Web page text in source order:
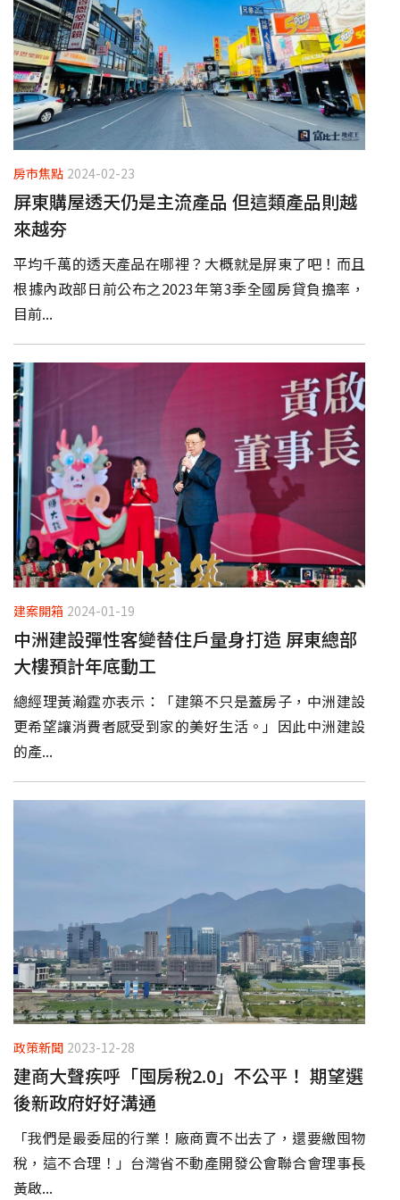
房市焦點 2024-02-23
屏東購屋透天仍是主流產品 但這類產品則越
來越夯
平均千萬的透天產品在哪裡？大概就是屏東了吧！而且
根據內政部日前公布之2023年第3季全國房貸負擔率，
目前...
建案開箱 2024-01-19
中洲建設彈性客變替住戶量身打造 屏東總部
大樓預計年底動工
總經理黃瀚霆亦表示：「建築不只是蓋房子，中洲建設
更希望讓消費者感受到家的美好生活。」因此中洲建設
的產...
政策新聞 2023-12-28
建商大聲疾呼「囤房稅2.0」不公平！ 期望選
後新政府好好溝通
「我們是最委屈的行業！廠商賣不出去了，還要繳囤物
稅，這不合理！」台灣省不動產開發公會聯合會理事長
黃啟...